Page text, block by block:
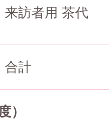
来訪者用 茶代
合計
）